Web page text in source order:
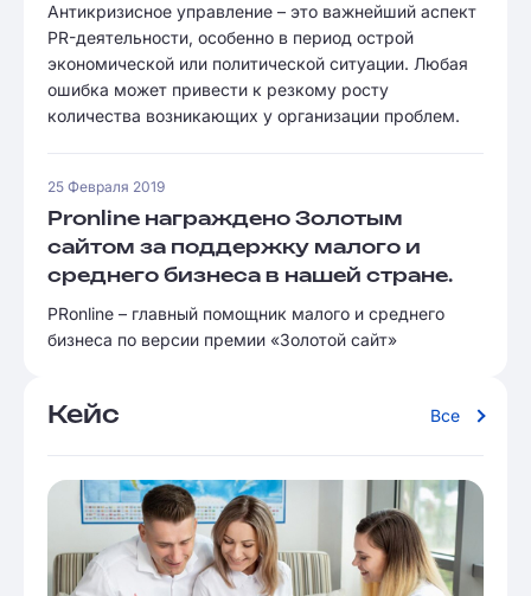
Антикризисное управление – это важнейший аспект
PR-деятельности, особенно в период острой
экономической или политической ситуации. Любая
ошибка может привести к резкому росту
количества возникающих у организации проблем.
25 Февраля 2019
Pronline награждено Золотым
сайтом за поддержку малого и
среднего бизнеса в нашей стране.
PRonline – главный помощник малого и среднего
бизнеса по версии премии «Золотой сайт»
Кейс Все